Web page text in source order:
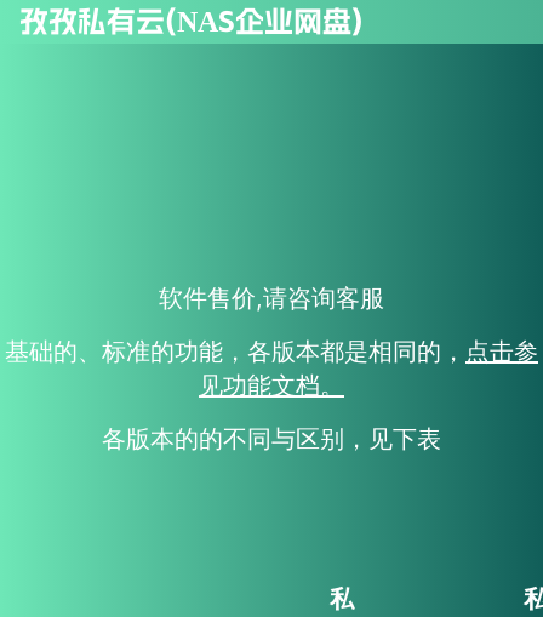
孜孜私有云(NAS企业网盘)
软件售价,请咨询客服
基础的、标准的功能，各版本都是相同的， 点击参
见功能文档。
各版本的的不同与区别，见下表
私